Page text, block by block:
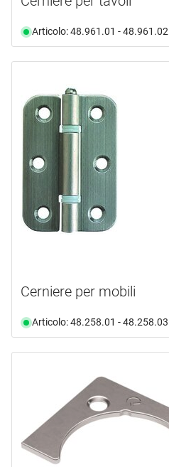
Articolo: 48.961.01 - 48.961.02
Cerniere per mobili
Articolo: 48.258.01 - 48.258.03